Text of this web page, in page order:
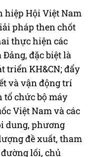
hiệp Hội Việt Nam
pháp then chốt
thực hiện các
đặc biệt là
triển KH&CN; đẩy
và vận động trí
tổ chức bộ máy
Việt Nam và các
dung, phương
đề xuất, tham
lối, chủ